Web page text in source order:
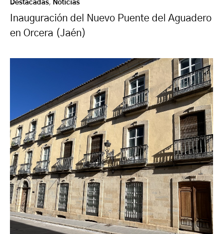
Destacadas, Noticias
Inauguración del Nuevo Puente del Aguadero
en Orcera (Jaén)